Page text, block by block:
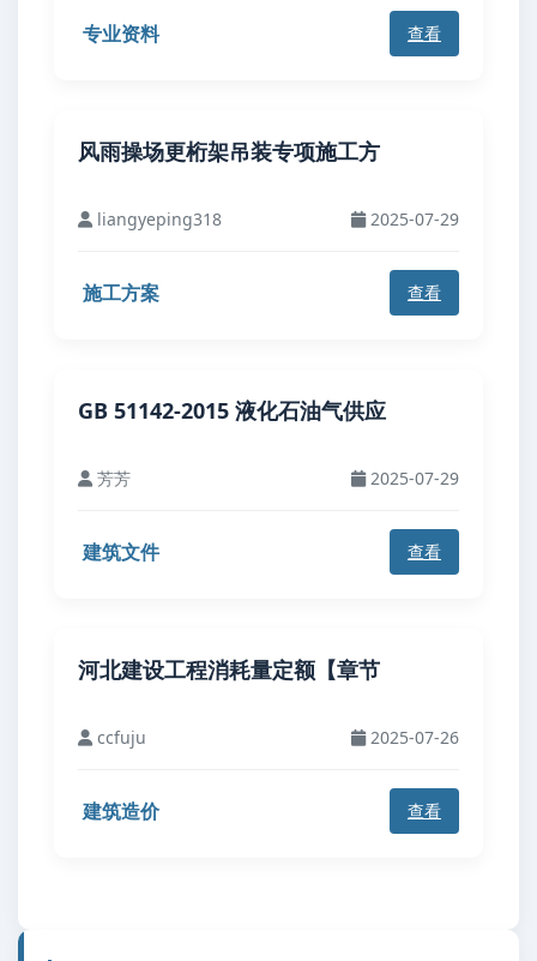
专业资料 查看
风雨操场更桁架吊装专项施工方
liangyeping318 2025-07-29
施工方案 查看
GB 51142-2015 液化石油气供应
芳芳 2025-07-29
建筑文件 查看
河北建设工程消耗量定额【章节
ccfuju 2025-07-26
建筑造价 查看